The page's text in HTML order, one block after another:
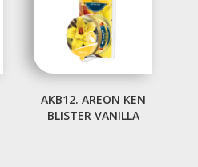
AKB12. AREON KEN
BLISTER VANILLA